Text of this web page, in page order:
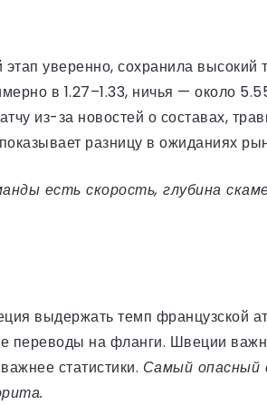
уверенно, сохранила высокий
в 1.27–1.33, ничья — около
из-за новостей о составах,
разницу в ожиданиях
есть скорость, глубина
выдержать темп французской
переводы на фланги. Швеции
статистики. Самый опасный